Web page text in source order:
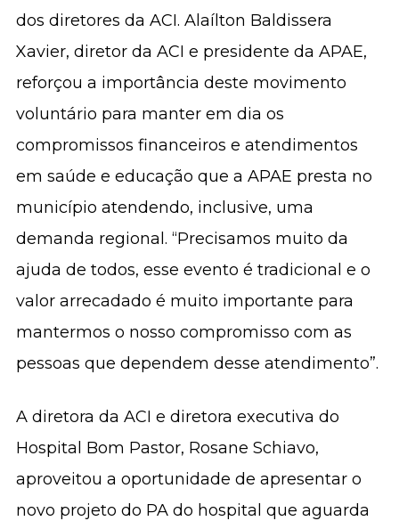
dos diretores da ACI. Alaílton Baldissera
Xavier, diretor da ACI e presidente da APAE,
reforçou a importância deste movimento
voluntário para manter em dia os
compromissos financeiros e atendimentos
em saúde e educação que a APAE presta no
município atendendo, inclusive, uma
demanda regional. “Precisamos muito da
ajuda de todos, esse evento é tradicional e o
valor arrecadado é muito importante para
mantermos o nosso compromisso com as
pessoas que dependem desse atendimento”.
A diretora da ACI e diretora executiva do
Hospital Bom Pastor, Rosane Schiavo,
aproveitou a oportunidade de apresentar o
novo projeto do PA do hospital que aguarda